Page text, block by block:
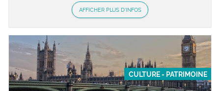
AFFICHER PLUS D'INFOS
CULTURE - PATRIMOINE